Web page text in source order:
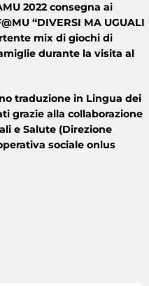
2022 consegna ai
“DIVERSI MA UGUALI
mix di giochi di
durante la visita al
traduzione in Lingua dei
grazie alla collaborazione
e Salute (Direzione
sociale onlus